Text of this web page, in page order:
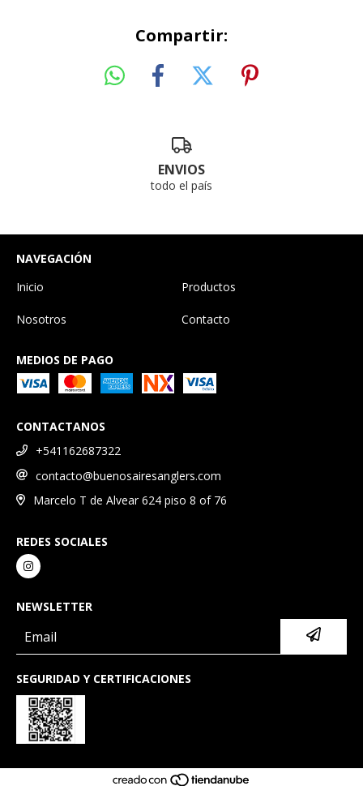
Compartir:
ENVIOS
todo el país
NAVEGACIÓN
Inicio
Productos
Nosotros Contacto
MEDIOS DE PAGO
CONTACTANOS
+541162687322
contacto@buenosairesanglers.com
Marcelo T de Alvear 624 piso 8 of 76
REDES SOCIALES
NEWSLETTER
SEGURIDAD Y CERTIFICACIONES